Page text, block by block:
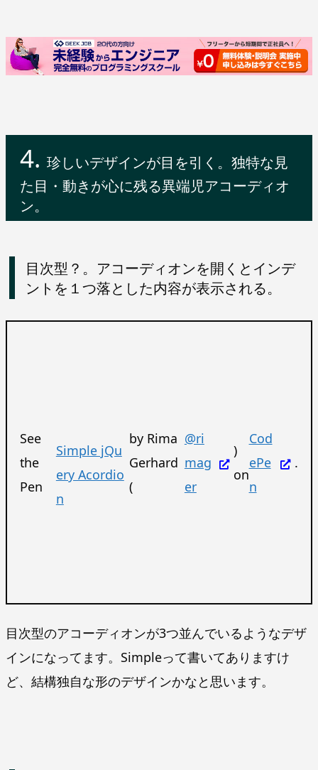
珍しいデザインが目を引く。独特な見
た目・動きが心に残る異端児アコーディオ
ン。
目次型？。アコーディオンを開くとインデ
ントを１つ落とした内容が表示される。
See
the
Pen
Simple jQu
ery Acordio
n
by Rima
Gerhard
(
@ri
mag
er
)
on
Cod
ePe
n
.
目次型のアコーディオンが3つ並んでいるようなデザ
インになってます。Simpleって書いてありますけ
ど、結構独自な形のデザインかなと思います。